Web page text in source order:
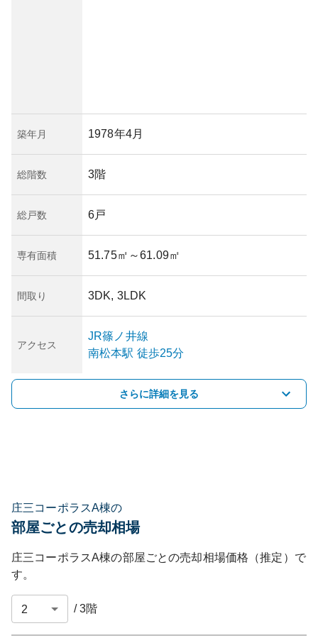
築年月 1978年4月
総階数 3階
総戸数 6戸
専有面積 51.75㎡ ～61.09㎡
間取り 3DK, 3LDK
アクセス
JR篠ノ井線
南松本駅 徒歩25分
さらに詳細を見る
庄三コーポラスA棟の
部屋ごとの売却相場
庄三コーポラスA棟の部屋ごとの売却相場価格（推定）で
す。
/3階